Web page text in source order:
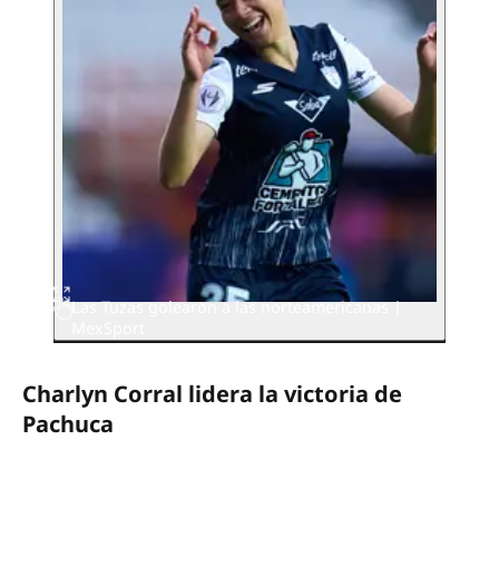
Las Tuzas golearon a las norteamericanas |
Charlyn Corral lidera la victoria de
Pachuca